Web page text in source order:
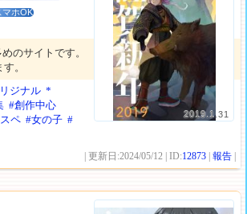
2019.1.31
マホOK
のサイトです。
。
ジナル *
#創作中心
ペ #女の子 #
| 更新日:2024/05/12 | ID:12873 |報告